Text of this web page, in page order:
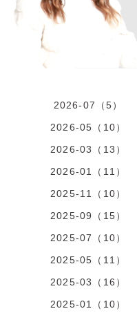
2026-07（5）
2026-05（10）
2026-03（13）
2026-01（11）
2025-11（10）
2025-09（15）
2025-07（10）
2025-05（11）
2025-03（16）
2025-01（10）